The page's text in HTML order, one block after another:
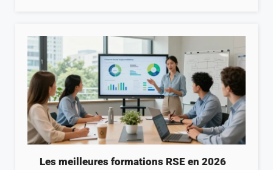
Les meilleures formations RSE en 2026